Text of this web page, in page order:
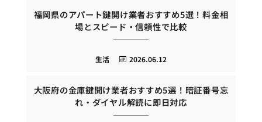
福岡県のアパート鍵開け業者おすすめ5選！料金相
場とスピード・信頼性で比較
2026.06.12
生活
大阪府の金庫鍵開け業者おすすめ5選！暗証番号忘
れ・ダイヤル解読に即日対応